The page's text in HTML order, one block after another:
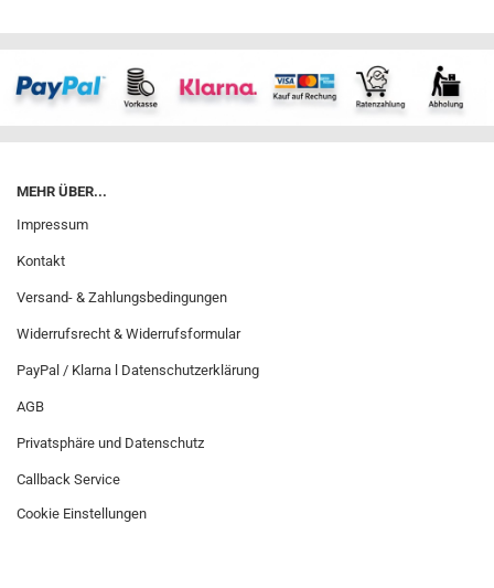
MEHR ÜBER...
Impressum
Kontakt
Versand- & Zahlungsbedingungen
Widerrufsrecht & Widerrufsformular
PayPal / Klarna l Datenschutzerklärung
AGB
Privatsphäre und Datenschutz
Callback Service
Cookie Einstellungen